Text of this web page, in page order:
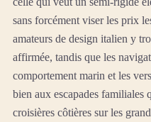
sans forcément viser les prix
amateurs de design italien y
affirmée, tandis que les
comportement marin et les
bien aux escapades familiales
croisières côtières sur les